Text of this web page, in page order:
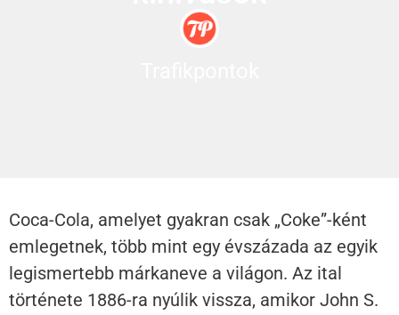
Coca-Cola, amelyet gyakran csak „Coke”-ként
emlegetnek, több mint egy évszázada az egyik
legismertebb márkaneve a világon. Az ital
története 1886-ra nyúlik vissza, amikor John S.